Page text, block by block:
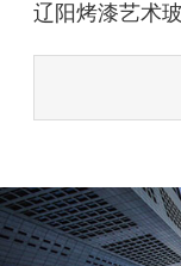
辽阳烤漆艺术